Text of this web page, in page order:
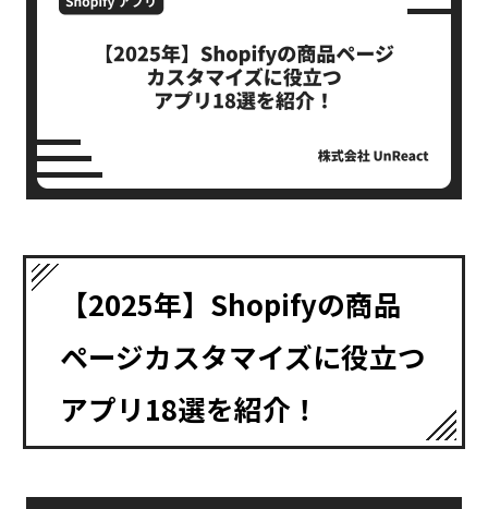
【2025年】Shopifyの商品
ページカスタマイズに役立つ
アプリ18選を紹介！